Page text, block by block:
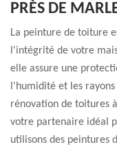
PRÈS DE
La peinture de toiture
l'intégrité de votre
elle assure une
l'humidité et les
rénovation de toitures
votre partenaire idéal
utilisons des peintures